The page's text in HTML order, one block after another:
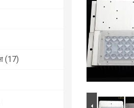
(17)